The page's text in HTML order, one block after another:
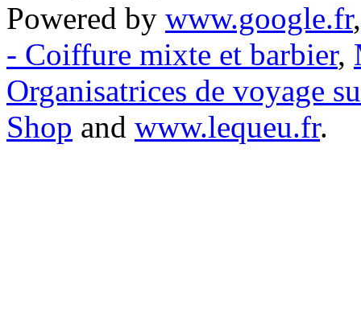
Powered by www.google.fr
- Coiffure mixte et barbier,
Organisatrices de voyage
Shop and www.lequeu.fr.